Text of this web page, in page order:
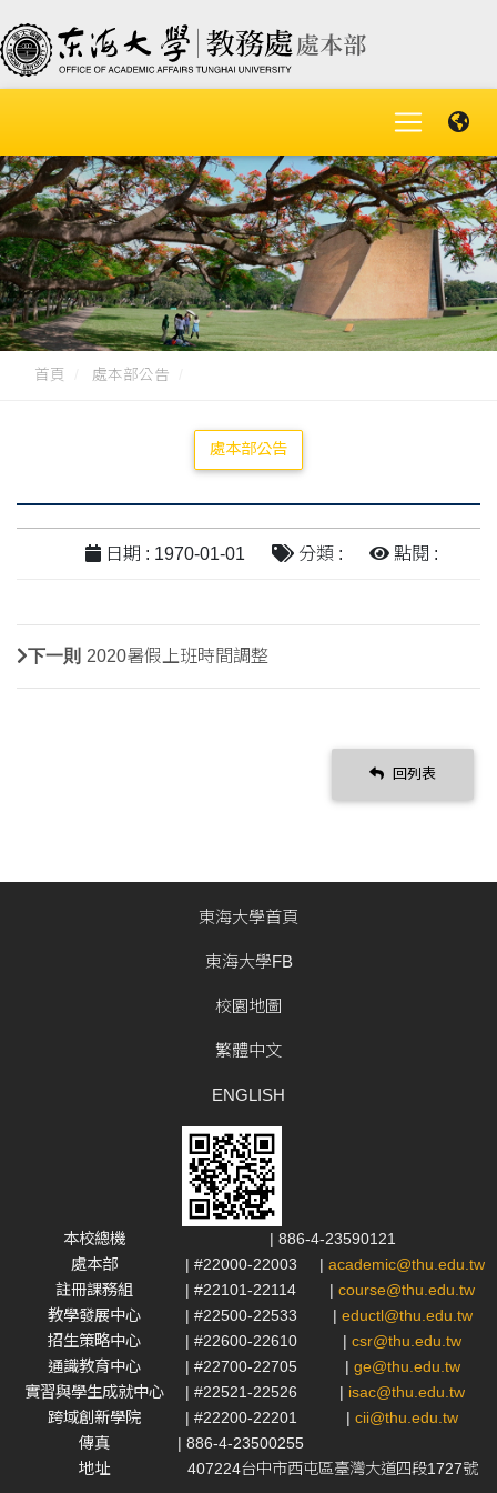
首頁 處本部公告
處本部公告
日期 : 1970-01-01 分類 : 點閱 :
下一則 2020暑假上班時間調整
回列表
東海大學首頁
東海大學FB
校園地圖
繁體中文
ENGLISH
本校總機
| 886-4-23590121
處本部
| #22000-22003 | academic@thu.edu.tw
註冊課務組
| #22101-22114 | course@thu.edu.tw
教學發展中心
| #22500-22533 | eductl@thu.edu.tw
招生策略中心
| #22600-22610 | csr@thu.edu.tw
通識教育中心
| #22700-22705 | ge@thu.edu.tw
實習與學生成就中心
| #22521-22526 | isac@thu.edu.tw
跨域創新學院
| #22200-22201 | cii@thu.edu.tw
傳真
| 886-4-23500255
地址
407224台中市西屯區臺灣大道四段1727號